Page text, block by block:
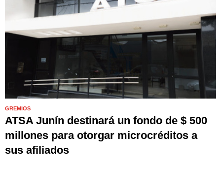
GREMIOS
ATSA Junín destinará un fondo de $ 500
millones para otorgar microcréditos a
sus afiliados